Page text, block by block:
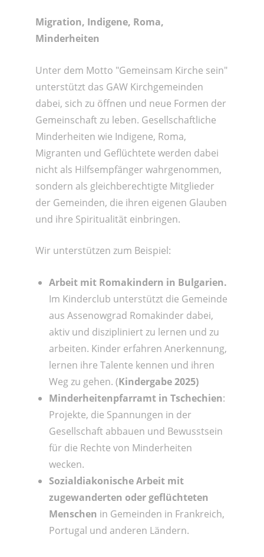
Migration, Indigene, Roma,
Minderheiten
Unter dem Motto "Gemeinsam Kirche sein"
unterstützt das GAW Kirchgemeinden
dabei, sich zu öffnen und neue Formen der
Gemeinschaft zu leben. Gesellschaftliche
Minderheiten wie Indigene, Roma,
Migranten und Geflüchtete werden dabei
nicht als Hilfsempfänger wahrgenommen,
sondern als gleichberechtigte Mitglieder
der Gemeinden, die ihren eigenen Glauben
und ihre Spiritualität einbringen.
Wir unterstützen zum Beispiel:
Arbeit mit Romakindern in Bulgarien.
Im Kinderclub unterstützt die Gemeinde
aus Assenowgrad Romakinder dabei,
aktiv und diszipliniert zu lernen und zu
arbeiten. Kinder erfahren Anerkennung,
lernen ihre Talente kennen und ihren
Weg zu gehen. (Kindergabe 2025)
Minderheitenpfarramt in Tschechien:
Projekte, die Spannungen in der
Gesellschaft abbauen und Bewusstsein
für die Rechte von Minderheiten
wecken.
Sozialdiakonische Arbeit mit
zugewanderten oder geflüchteten
Menschen in Gemeinden in Frankreich,
Portugal und anderen Ländern.